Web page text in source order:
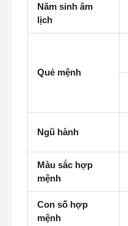
Năm sinh âm
lịch
Quẻ mệnh
Ngũ hành
Màu sắc hợp
mệnh
Con số hợp
mệnh